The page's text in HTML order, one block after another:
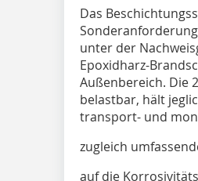
Das
unter der
Epoxidharz-
Außenbereich. Die
belastbar, hält
transport- und
zugleich
auf die